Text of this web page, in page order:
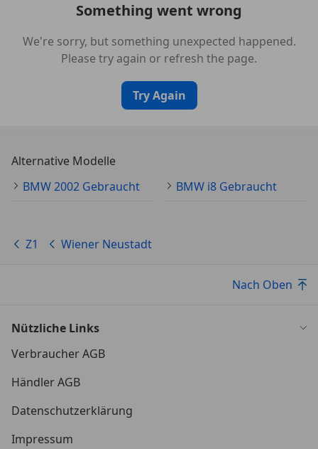
Something went wrong
We're sorry, but something unexpected happened.
Please try again or refresh the page.
Try Again
Alternative Modelle
BMW 2002 Gebraucht
BMW i8 Gebraucht
Z1 Wiener Neustadt
Nach Oben
Nützliche Links
Verbraucher AGB
Händler AGB
Datenschutzerklärung
Impressum